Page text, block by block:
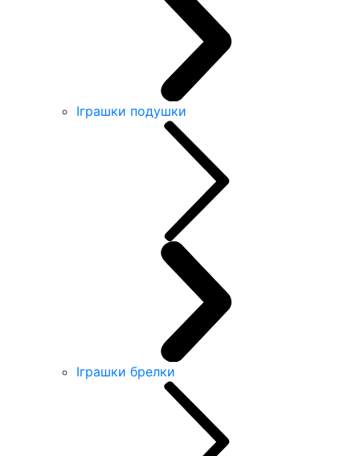
Іграшки подушки
Іграшки брелки